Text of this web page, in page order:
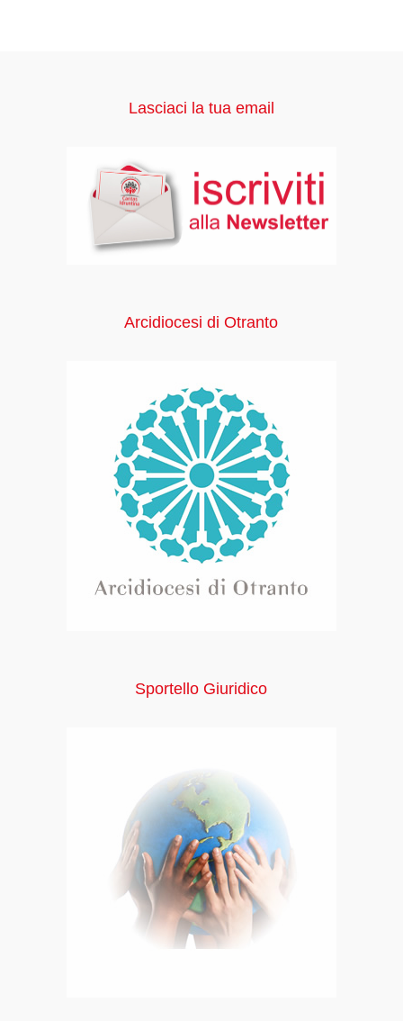
Lasciaci la tua email
Arcidiocesi di Otranto
Sportello Giuridico